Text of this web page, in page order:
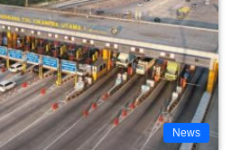
News